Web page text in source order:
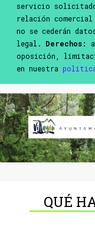
servicio
relación
no se cederán
legal. Derechos:
oposición,
en nuestra
QUÉ